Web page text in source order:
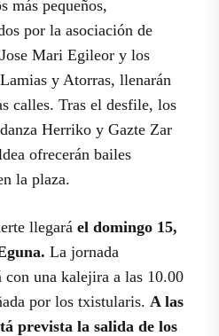
más pequeños,
por la asociación de
Mari Egileor y los
y Atorras, llenarán
calles. Tras el desfile, los
Herriko y Gazte Zar
ofrecerán bailes
la plaza.
llegará el domingo 15,
La jornada
con una kalejira a las 10.00
por los txistularis. A las
prevista la salida de los